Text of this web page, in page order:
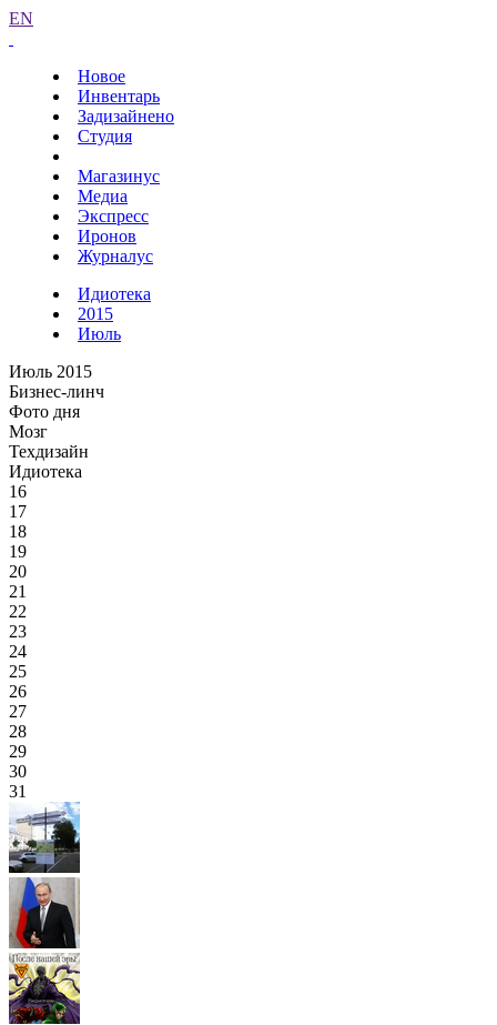
EN
Новое
Инвентарь
Задизайнено
Студия
Магазинус
Медиа
Экспресс
Иронов
Журналус
Идиотека
2015
Июль
Июль 2015
Бизнес-линч
Фото дня
Мозг
Техдизайн
Идиотека
16
17
18
19
20
21
22
23
24
25
26
27
28
29
30
31